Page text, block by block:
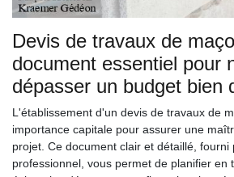
Devis de travaux de
document essentiel pour
dépasser un budget bien
L'établissement d'un devis de travaux de
importance capitale pour assurer une
projet. Ce document clair et détaillé, fourni
professionnel, vous permet de planifier en